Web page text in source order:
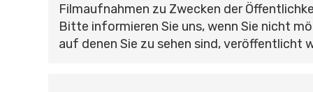
Filmaufnahmen zu Zwecken der
Bitte informieren Sie uns, wenn Sie nicht
auf denen Sie zu sehen sind, veröffentlicht